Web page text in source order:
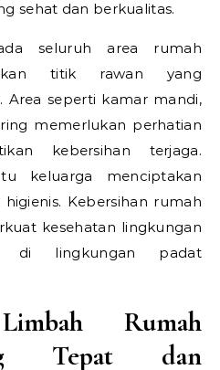
sehat dan berkualitas.
seluruh area rumah
titik rawan yang
Area seperti kamar mandi,
memerlukan perhatian
kebersihan terjaga.
keluarga menciptakan
Kebersihan rumah
kesehatan lingkungan
di lingkungan padat
Rumah
Tepat dan